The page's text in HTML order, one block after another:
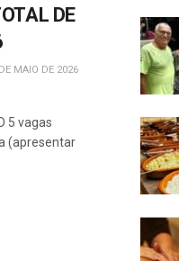
DE
MAIO DE 2026
5 vagas
(apresentar